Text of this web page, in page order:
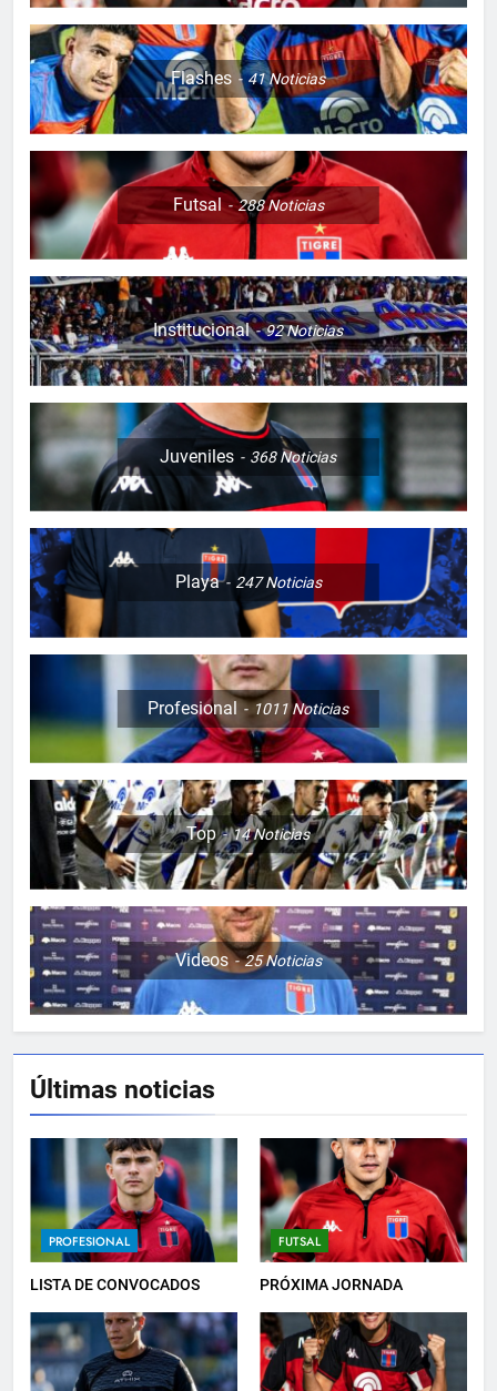
Flashes 41Noticias
Futsal 288Noticias
Institucional 92Noticias
Juveniles 368Noticias
Playa 247Noticias
Profesional 1011Noticias
Top 14Noticias
Videos 25Noticias
Últimas noticias
PROFESIONAL
LISTA DE CONVOCADOS
FUTSAL
PRÓXIMA JORNADA
PROFESIONAL
6
HACÉ EL CANJE
7